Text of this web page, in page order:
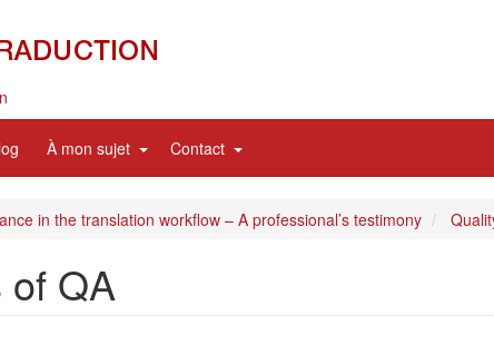
À mon sujet expand
items
Contact expand
items
in the translation workflow – A professional’s testimony
of QA